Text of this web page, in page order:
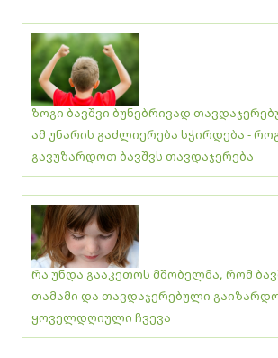
ზოგი ბავშვი ბუნებრივად
ამ უნარის გაძლიერება სჭირდება -
გავუზარდოთ ბავშვს თავდაჯერება
რა უნდა გააკეთოს მშობელმა, რომ
თამამი და თავდაჯერებული
ყოველდღიული ჩვევა